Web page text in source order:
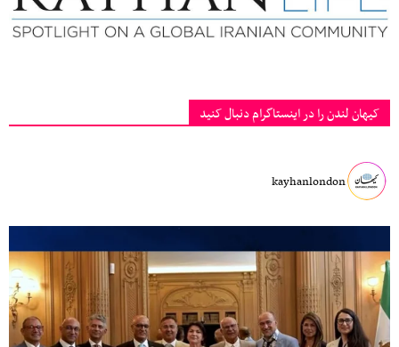
کیهان لندن را در اینستاگرام دنبال کنید
kayhanlondon